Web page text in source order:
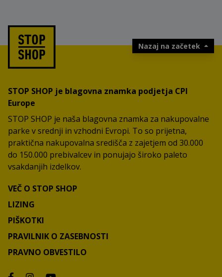
Nazaj na začetek
STOP SHOP je blagovna znamka podjetja CPI
Europe
STOP SHOP je naša blagovna znamka za nakupovalne
parke v srednji in vzhodni Evropi. To so prijetna,
praktična nakupovalna središča z zajetjem od 30.000
do 150.000 prebivalcev in ponujajo široko paleto
vsakdanjih izdelkov.
VEČ O STOP SHOP
LIZING
PIŠKOTKI
PRAVILNIK O ZASEBNOSTI
PRAVNO OBVESTILO